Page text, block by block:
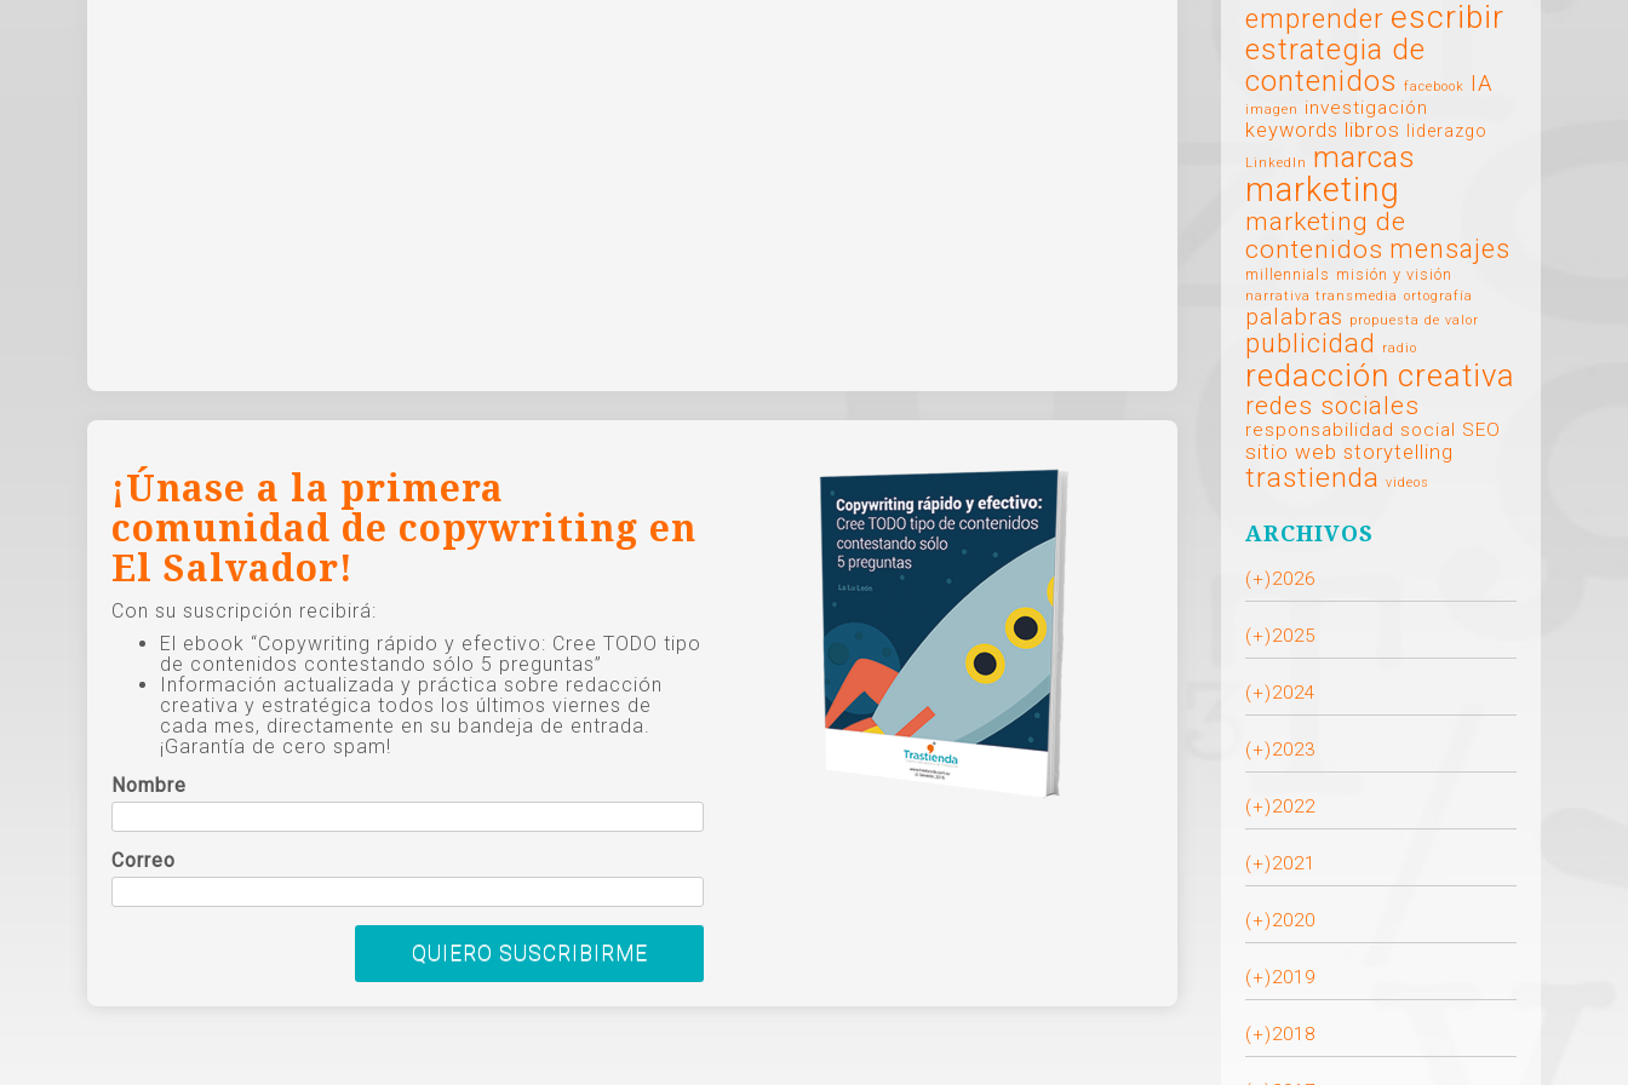
¡Únase a la primera
comunidad de copywriting en
El Salvador!
Con su suscripción recibirá:
El ebook “Copywriting rápido y efectivo: Cree TODO tipo
de contenidos contestando sólo 5 preguntas”
Información actualizada y práctica sobre redacción
creativa y estratégica todos los últimos viernes de
cada mes, directamente en su bandeja de entrada.
¡Garantía de cero spam!
Nombre
Correo
emprender escribir
estrategia de
contenidos
facebook IA
imagen investigación
keywords libros liderazgo
LinkedIn marcas
marketing
marketing de
contenidos mensajes
millennials misión y visión
narrativa transmedia ortografía
palabras propuesta de valor
publicidad radio
redacción creativa
redes sociales
responsabilidad social SEO
sitio web storytelling
trastienda videos
ARCHIVOS
(+)2026
(+)2025
(+)2024
(+)2023
(+)2022
(+)2021
(+)2020
(+)2019
(+)2018